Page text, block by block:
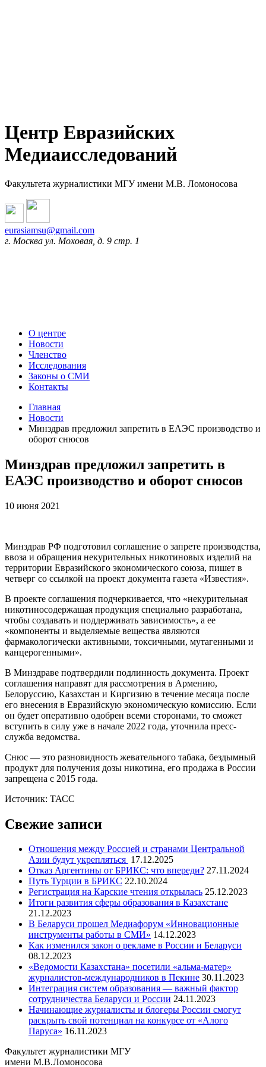
Центр Евразийских
Медиаисследований
Факультета журналистики МГУ имени М.В. Ломоносова
eurasiamsu@gmail.com
г. Москва ул. Моховая, д. 9 стр. 1
О центре
Новости
Членство
Исследования
Законы о СМИ
Контакты
Главная
Новости
Минздрав предложил запретить в ЕАЭС производство и
оборот снюсов
Минздрав предложил запретить в
ЕАЭС производство и оборот снюсов
10 июня 2021
Минздрав РФ подготовил соглашение о запрете производства,
ввоза и обращения некурительных никотиновых изделий на
территории Евразийского экономического союза, пишет в
четверг со ссылкой на проект документа газета «Известия».
В проекте соглашения подчеркивается, что «некурительная
никотиносодержащая продукция специально разработана,
чтобы создавать и поддерживать зависимость», а ее
«компоненты и выделяемые вещества являются
фармакологически активными, токсичными, мутагенными и
канцерогенными».
В Минздраве подтвердили подлинность документа. Проект
соглашения направят для рассмотрения в Армению,
Белоруссию, Казахстан и Киргизию в течение месяца после
его внесения в Евразийскую экономическую комиссию. Если
он будет оперативно одобрен всеми сторонами, то сможет
вступить в силу уже в начале 2022 года, уточнила пресс-
служба ведомства.
Снюс — это разновидность жевательного табака, бездымный
продукт для получения дозы никотина, его продажа в России
запрещена с 2015 года.
Источник: ТАСС
Свежие записи
Отношения между Россией и странами Центральной
Азии будут укрепляться 17.12.2025
Отказ Аргентины от БРИКС: что впереди? 27.11.2024
Путь Турции в БРИКС 22.10.2024
Регистрация на Карские чтения открылась 25.12.2023
Итоги развития сферы образования в Казахстане
21.12.2023
В Беларуси прошел Медиафорум «Инновационные
инструменты работы в СМИ» 14.12.2023
Как изменился закон о рекламе в России и Беларуси
08.12.2023
«Ведомости Казахстана» посетили «альма-матер»
журналистов-международников в Пекине 30.11.2023
Интеграция систем образования — важный фактор
сотрудничества Беларуси и России 24.11.2023
Начинающие журналисты и блогеры России смогут
раскрыть свой потенциал на конкурсе от «Алого
Паруса» 16.11.2023
Факультет журналистики МГУ
имени М.В.Ломоносова